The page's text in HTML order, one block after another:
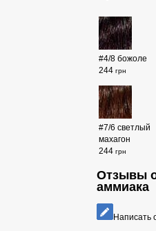
#4/8 божоле
244 грн
#7/6 светлый
махагон
244 грн
Отзывы
аммиака
Написать